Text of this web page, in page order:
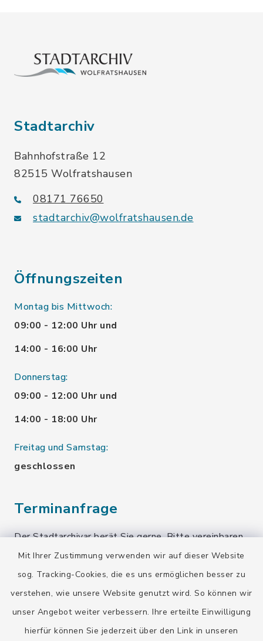
Mit Ihrer Zustimmung verwenden wir auf dieser Website
sog. Tracking-Cookies, die es uns ermöglichen besser zu
verstehen, wie unsere Website genutzt wird. So können wir
unser Angebot weiter verbessern. Ihre erteilte Einwilligung
hierfür können Sie jederzeit über den Link in unseren
Stadtarchiv
Bahnhofstraße 12
82515 Wolfratshausen
08171 76650
stadtarchiv@wolfratshausen.de
Öffnungszeiten
Montag bis Mittwoch:
09:00 - 12:00 Uhr und
14:00 - 16:00 Uhr
Donnerstag:
09:00 - 12:00 Uhr und
14:00 - 18:00 Uhr
Freitag und Samstag:
geschlossen
Terminanfrage
Der Stadtarchivar berät Sie gerne. Bitte vereinbaren
Sie einen Termin!
Terminanfrage senden
Quicklinks